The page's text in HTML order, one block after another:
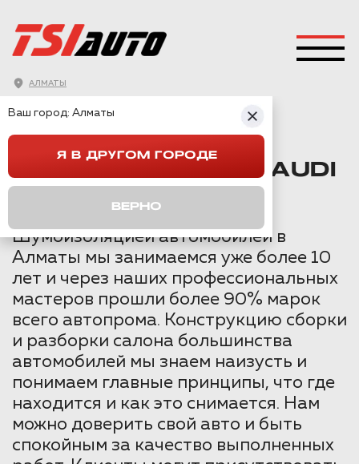
АЛМАТЫ
ШУМОИЗОЛЯЦИЯ AUDI Q5 В АЛМАТЫ
ШУМОИЗОЛЯЦИЯ AUDI
Шумоизоляцией автомобилей в
Алматы мы занимаемся уже более 10
лет и через наших профессиональных
мастеров прошли более 90% марок
всего автопрома. Конструкцию сборки
и разборки салона большинства
автомобилей мы знаем наизусть и
понимаем главные принципы, что где
находится и как это снимается. Нам
можно доверить свой авто и быть
спокойным за качество выполненных
Ваш город: Алматы
Я В ДРУГОМ ГОРОДЕ
ВЕРНО